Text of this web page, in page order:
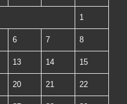
1
6 7 8
13 14 15
20 21 22